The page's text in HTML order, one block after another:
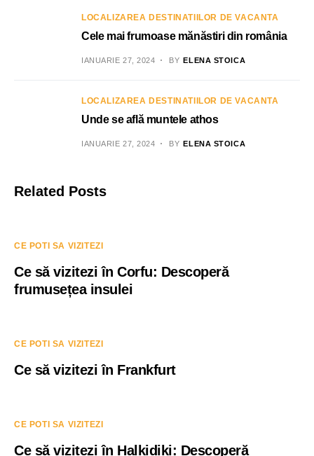
LOCALIZAREA DESTINATIILOR DE VACANTA
Cele mai frumoase mănăstiri din românia
IANUARIE 27, 2024 BY ELENA STOICA
LOCALIZAREA DESTINATIILOR DE VACANTA
Unde se află muntele athos
IANUARIE 27, 2024 BY ELENA STOICA
Related Posts
CE POTI SA VIZITEZI
Ce să vizitezi în Corfu: Descoperă
frumusețea insulei
CE POTI SA VIZITEZI
Ce să vizitezi în Frankfurt
CE POTI SA VIZITEZI
Ce să vizitezi în Halkidiki: Descoperă